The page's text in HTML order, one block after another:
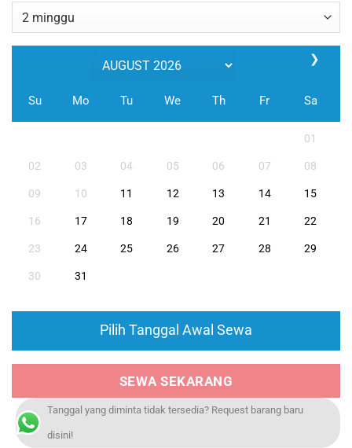
❯
Su Mo Tu We Th Fr Sa
01
02 03 04 05 06 07 08
09 10 11 12 13 14 15
16 17 18 19 20 21 22
23 24 25 26 27 28 29
30 31
Pilih Tanggal Awal Sewa
SEWA SEKARANG
Tanggal yang diminta tidak tersedia? Request barang baru
disini!